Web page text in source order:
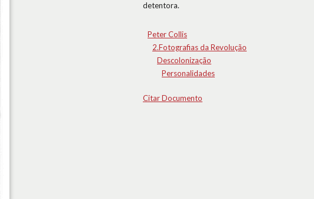
detentora.
Peter Collis
2.Fotografias da Revolução
Descolonização
Personalidades
Citar Documento